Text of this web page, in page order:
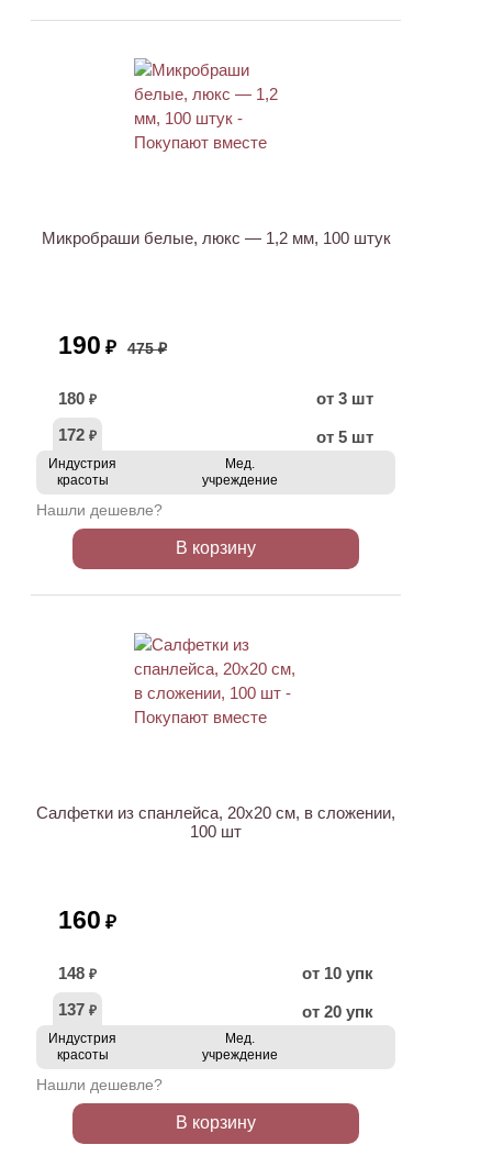
Микробраши белые, люкс — 1,2 мм, 100 штук
190 ₽ 475 ₽
180 ₽
от 3 шт
172 ₽ от 5 шт
Индустрия
красоты
Мед.
учреждение
Нашли дешевле?
В корзину
Салфетки из спанлейса, 20х20 см, в сложении,
100 шт
160 ₽
148 ₽
от 10 упк
137 ₽ от 20 упк
Индустрия
красоты
Мед.
учреждение
Нашли дешевле?
В корзину